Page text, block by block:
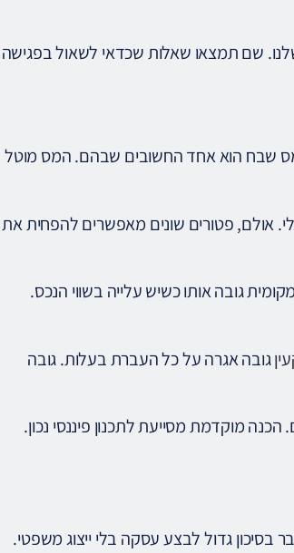
שם תמצאו שאלות שכדאי לשאול בפגישה
מס שבח הוא אחד החשובים שבהם. המס מוטל
על 25% מהרווח הריאלי. אולם, פטורים שונים מאפשרים להפחית את
גובה אותו כשיש עלייה בשווי הנכס.
גובה אגרה על כל העברת בעלות. גובה
מוקדמת מסייעת לתכנון פיננסי נכון.
בסיכון גדול לבצע עסקה בלי ייצוג משפטי.